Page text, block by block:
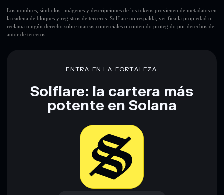
Descargo de responsabilidad: Esta información tiene
Los nombres, símbolos, imágenes y descripciones de los tokens provienen de metadatos en
la cadena de bloques y registros de terceros. Solflare no respalda, verifica la propiedad ni
reclama ningún derecho sobre marcas comerciales o contenido protegido por derechos de
autor de terceros.
ENTRA EN LA FORTALEZA
Solflare: la cartera más
potente en Solana
Descargar ahora